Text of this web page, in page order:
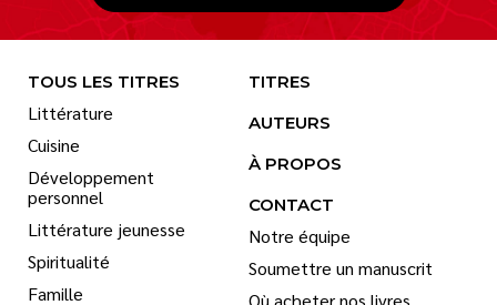
TOUS LES TITRES
Littérature
Cuisine
Développement
personnel
Littérature jeunesse
Spiritualité
Famille
TITRES
AUTEURS
À PROPOS
CONTACT
Notre équipe
Soumettre un manuscrit
Où acheter nos livres